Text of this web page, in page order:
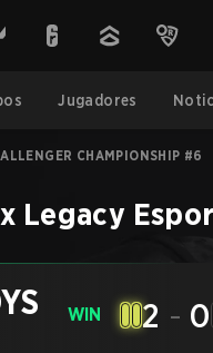
Jugadores
CHAMPIONSHIP #6
Legacy
WIN 2 - 0